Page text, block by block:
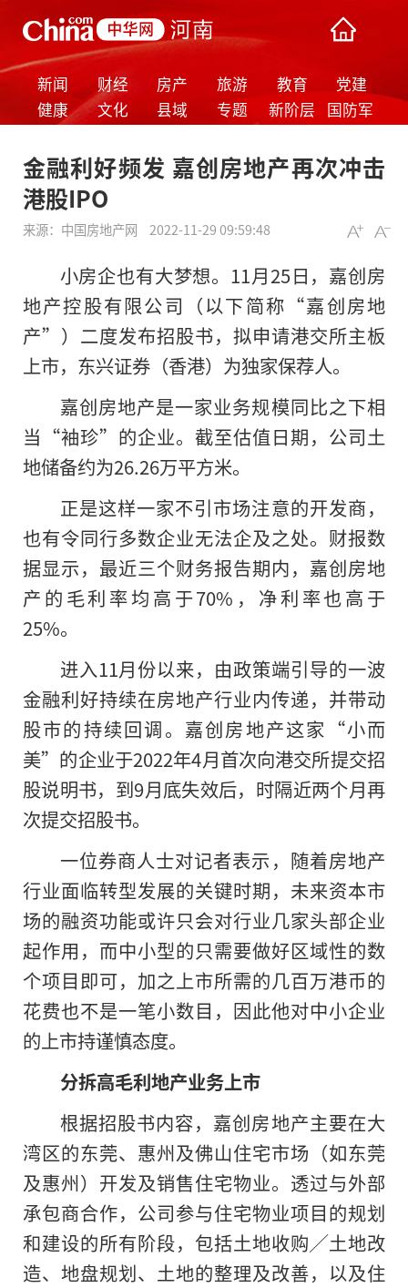
新闻 财经 房产 旅游 教育
党建
健康
文化 县域 专题 新阶层
国防军
金融利好频发 嘉创房地产再次冲击
港股IPO
来源： 中国房地产网 2022-11-29 09:59:48
小房企也有大梦想。11月25日，嘉创房
地产控股有限公司（以下简称“嘉创房地
产”）二度发布招股书，拟申请港交所主板
上市，东兴证券（香港）为独家保荐人。
嘉创房地产是一家业务规模同比之下相
当“袖珍”的企业。截至估值日期，公司土
地储备约为26.26万平方米。
正是这样一家不引市场注意的开发商，
也有令同行多数企业无法企及之处。财报数
据显示，最近三个财务报告期内，嘉创房地
产的毛利率均高于70%，净利率也高于
25%。
进入11月份以来，由政策端引导的一波
金融利好持续在房地产行业内传递，并带动
股市的持续回调。嘉创房地产这家“小而
美”的企业于2022年4月首次向港交所提交招
股说明书，到9月底失效后，时隔近两个月再
次提交招股书。
一位券商人士对记者表示，随着房地产
行业面临转型发展的关键时期，未来资本市
场的融资功能或许只会对行业几家头部企业
起作用，而中小型的只需要做好区域性的数
个项目即可，加之上市所需的几百万港币的
花费也不是一笔小数目，因此他对中小企业
的上市持谨慎态度。
分拆高毛利地产业务上市
根据招股书内容，嘉创房地产主要在大
湾区的东莞、惠州及佛山住宅市场（如东莞
及惠州）开发及销售住宅物业。透过与外部
承包商合作，公司参与住宅物业项目的规划
和建设的所有阶段，包括土地收购╱土地改
造、地盘规划、土地的整理及改善，以及住